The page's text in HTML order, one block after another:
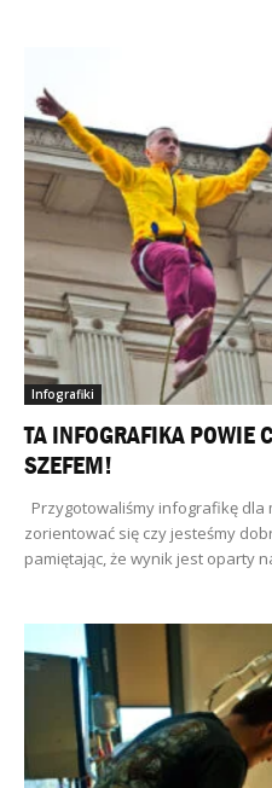
Infografiki
TA INFOGRAFIKA POWIE
SZEFEM!
Przygotowaliśmy infografikę
zorientować się czy jesteśmy
pamiętając, że wynik jest oparty